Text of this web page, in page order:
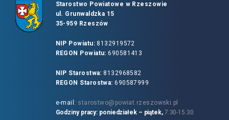
Starostwo Powiatowe w Rzeszowie
ul. Grunwaldzka 15
35-959 Rzeszów
NIP Powiatu:8132919572
REGON Powiatu: 690581413
NIP Starostwa: 8132968582
REGON Starostwa: 690587999
e-mail: starostwo@powiat.rzeszowski.pl
Godziny pracy: poniedziałek – piątek, 7:30-15:30